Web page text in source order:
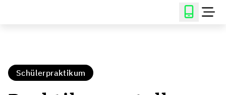
Schülerpraktikum